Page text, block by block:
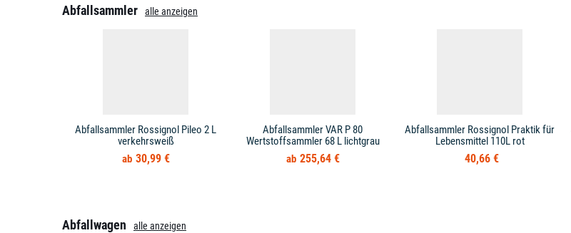
Abfallsammler alle anzeigen
Abfallsammler Rossignol Pileo 2 L
verkehrsweiß
30,99 €
Abfallsammler VAR P 80
Wertstoffsammler 68 L lichtgrau
255,64 €
Abfallsammler Rossignol Praktik für
Lebensmittel 110L rot
40,66 €
Abfallwagen alle anzeigen